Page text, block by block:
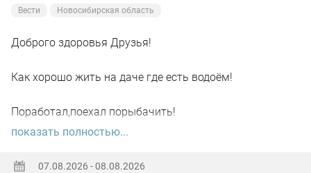
Вести Новосибирская область
Доброго здоровья Друзья!
Как хорошо жить на даче где есть водоём!
Поработал,поехал порыбачить!
поработал"цирюльником" 😂в теплицах!
показать полностью...
07.08.2026 - 08.08.2026